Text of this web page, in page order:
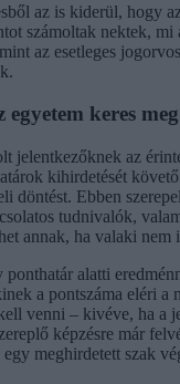
az is kiderül, hogy
számoltak nektek, mi
az esetleges
keres
jelentkezőknek az
kihirdetését
döntést. Ebben
tudnivalók,
annak, ha valaki nem
alatti
a pontszáma eléri a
venni – kivéve, ha a
képzésre már
meghirdetett szak